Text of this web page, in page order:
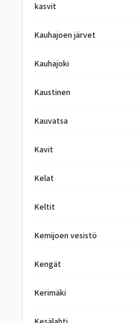
kasvit
Kauhajoen järvet
Kauhajoki
Kaustinen
Kauvatsa
Kavit
Kelat
Keltit
Kemijoen vesistö
Kengät
Kerimäki